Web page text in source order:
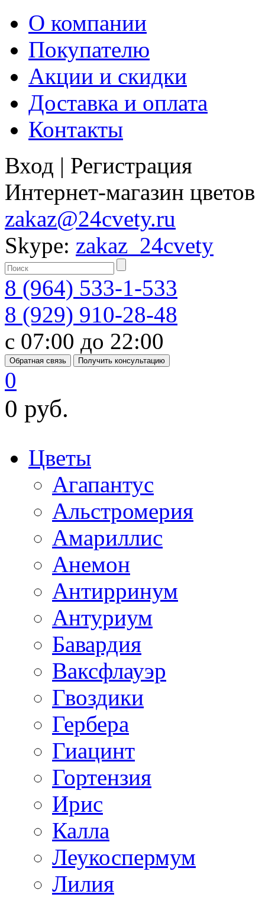
О компании
Покупателю
Акции и скидки
Доставка и оплата
Контакты
Вход | Регистрация
Интернет-магазин цветов
zakaz@24cvety.ru
Skype: zakaz_24cvety
8 (964) 533-1-533
8 (929) 910-28-48
с 07:00 до 22:00
Обратная связь Получить консультацию
0
0 руб.
Цветы
Агапантус
Альстромерия
Амариллис
Анемон
Антирринум
Антуриум
Бавардия
Ваксфлауэр
Гвоздики
Гербера
Гиацинт
Гортензия
Ирис
Калла
Леукоспермум
Лилия